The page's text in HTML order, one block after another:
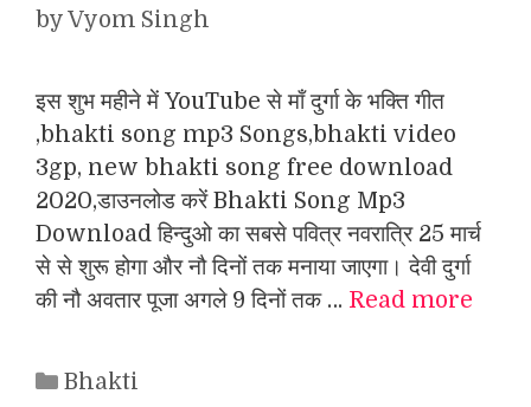
byVyom Singh
इस शुभ महीने में YouTube से माँ दुर्गा के भक्ति गीत
,bhakti song mp3 Songs,bhakti video
3gp, new bhakti song free download
2020,डाउनलोड करें Bhakti Song Mp3
Download हिन्दुओ का सबसे पवित्र नवरात्रि 25 मार्च
से से शुरू होगा और नौ दिनों तक मनाया जाएगा। देवी दुर्गा
की नौ अवतार पूजा अगले 9 दिनों तक … Read more
Categories
Bhakti